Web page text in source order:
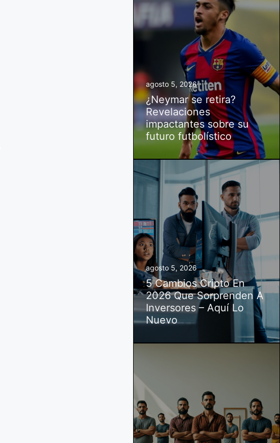
agosto 5, 2026
¿Neymar se retira?
Revelaciones
impactantes sobre su
futuro futbolístico
agosto 5, 2026
5 Cambios Cripto En
2026 Que Sorprenden A
Inversores – Aquí Lo
Nuevo